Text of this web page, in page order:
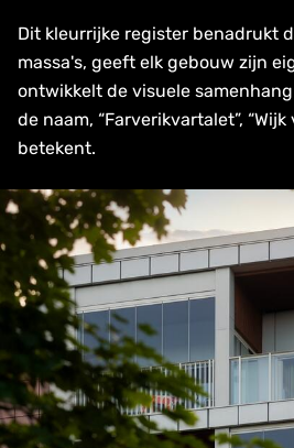
Dit kleurrijke register benadrukt
massa's, geeft elk gebouw zijn
ontwikkelt de visuele
de naam, “Farverikvartalet”, “Wijk
betekent.